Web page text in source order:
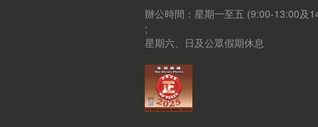
辦公時間：星期一至五 (9:00-13:00及
;
星期六、日及公眾假期休息